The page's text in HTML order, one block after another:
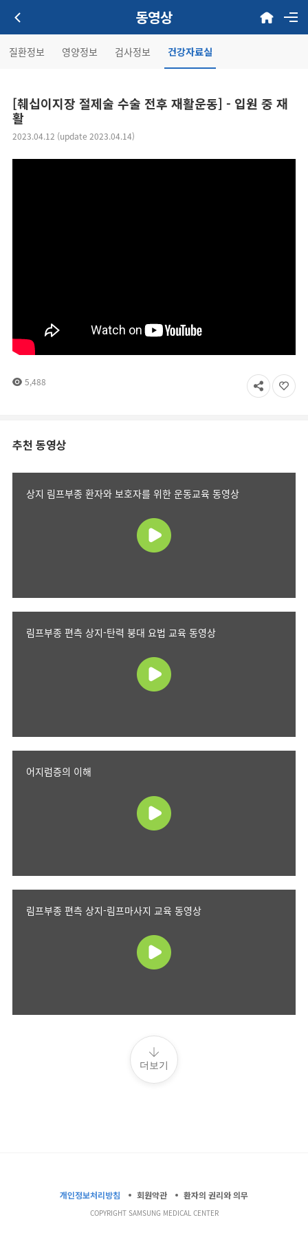
동영상
질환정보 영양정보 검사정보 건강자료실
[췌십이지장 절제술 수술 전후 재활운동] - 입원 중 재
활
2023.04.12 (update 2023.04.14)
5,488
추천 동영상
상지 림프부종 환자와 보호자를 위한 운동교육 동영상
림프부종 편측 상지-탄력 붕대 요법 교육 동영상
어지럼증의 이해
림프부종 편측 상지-림프마사지 교육 동영상
더보기
개인정보처리방침 회원약관 환자의 권리와 의무
COPYRIGHT SAMSUNG MEDICAL CENTER